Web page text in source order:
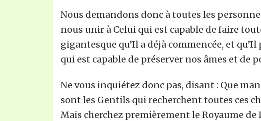
Nous demandons donc à toutes les
nous unir à Celui qui est capable de faire
gigantesque qu’Il a déjà commencée, et
qui est capable de préserver nos âmes et de
Ne vous inquiétez donc pas, disant : Que
sont les Gentils qui recherchent toutes ces
Mais cherchez premièrement le Royaume de